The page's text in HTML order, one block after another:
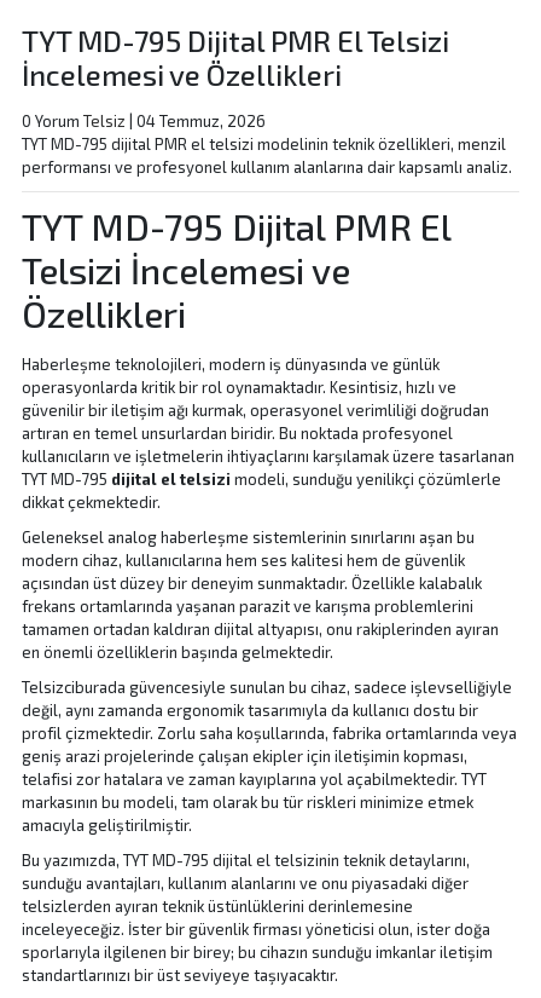
TYT MD-795 Dijital PMR El Telsizi
İncelemesi ve Özellikleri
0 YorumTelsiz
04 Temmuz, 2026
TYT MD-795 dijital PMR el telsizi modelinin teknik özellikleri, menzil
performansı ve profesyonel kullanım alanlarına dair kapsamlı analiz.
TYT MD-795 Dijital PMR El
Telsizi İncelemesi ve
Özellikleri
Haberleşme teknolojileri, modern iş dünyasında ve günlük
operasyonlarda kritik bir rol oynamaktadır. Kesintisiz, hızlı ve
güvenilir bir iletişim ağı kurmak, operasyonel verimliliği doğrudan
artıran en temel unsurlardan biridir. Bu noktada profesyonel
kullanıcıların ve işletmelerin ihtiyaçlarını karşılamak üzere tasarlanan
TYT MD-795 dijital el telsizi modeli, sunduğu yenilikçi çözümlerle
dikkat çekmektedir.
Geleneksel analog haberleşme sistemlerinin sınırlarını aşan bu
modern cihaz, kullanıcılarına hem ses kalitesi hem de güvenlik
açısından üst düzey bir deneyim sunmaktadır. Özellikle kalabalık
frekans ortamlarında yaşanan parazit ve karışma problemlerini
tamamen ortadan kaldıran dijital altyapısı, onu rakiplerinden ayıran
en önemli özelliklerin başında gelmektedir.
Telsizciburada güvencesiyle sunulan bu cihaz, sadece işlevselliğiyle
değil, aynı zamanda ergonomik tasarımıyla da kullanıcı dostu bir
profil çizmektedir. Zorlu saha koşullarında, fabrika ortamlarında veya
geniş arazi projelerinde çalışan ekipler için iletişimin kopması,
telafisi zor hatalara ve zaman kayıplarına yol açabilmektedir. TYT
markasının bu modeli, tam olarak bu tür riskleri minimize etmek
amacıyla geliştirilmiştir.
Bu yazımızda, TYT MD-795 dijital el telsizinin teknik detaylarını,
sunduğu avantajları, kullanım alanlarını ve onu piyasadaki diğer
telsizlerden ayıran teknik üstünlüklerini derinlemesine
inceleyeceğiz. İster bir güvenlik firması yöneticisi olun, ister doğa
sporlarıyla ilgilenen bir birey; bu cihazın sunduğu imkanlar iletişim
standartlarınızı bir üst seviyeye taşıyacaktır.